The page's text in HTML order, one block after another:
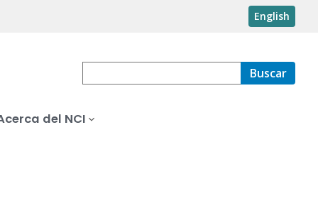
English
Buscar
del NCI